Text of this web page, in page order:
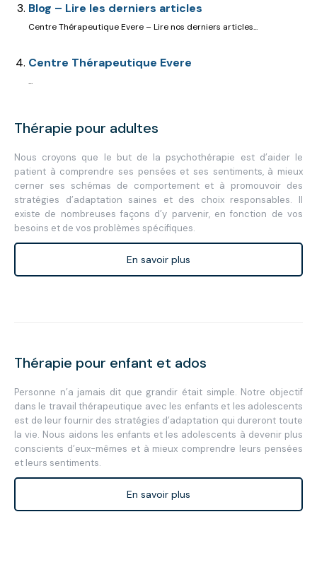
Blog – Lire les derniers articles
Centre Thérapeutique Evere – Lire nos derniers articles...
Centre Thérapeutique Evere
...
Thérapie pour adultes
Nous croyons que le but de la psychothérapie est d’aider le
patient à comprendre ses pensées et ses sentiments, à mieux
cerner ses schémas de comportement et à promouvoir des
stratégies d’adaptation saines et des choix responsables. Il
existe de nombreuses façons d’y parvenir, en fonction de vos
besoins et de vos problèmes spécifiques.
En savoir plus
Thérapie pour enfant et ados
Personne n’a jamais dit que grandir était simple. Notre objectif
dans le travail thérapeutique avec les enfants et les adolescents
est de leur fournir des stratégies d’adaptation qui dureront toute
la vie. Nous aidons les enfants et les adolescents à devenir plus
conscients d’eux-mêmes et à mieux comprendre leurs pensées
et leurs sentiments.
En savoir plus